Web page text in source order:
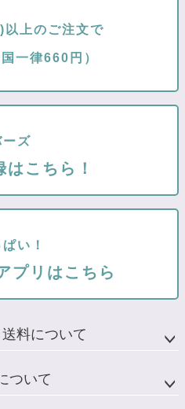
上のご注文で
国一律660円）
ーズ
こちら！
い！
プリはこちら
料について
ついて